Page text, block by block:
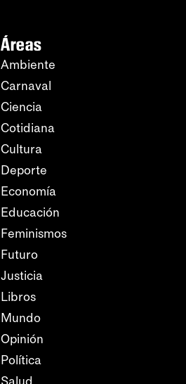
Áreas
Ambiente
Carnaval
Ciencia
Cotidiana
Cultura
Deporte
Economía
Educación
Feminismos
Futuro
Justicia
Libros
Mundo
Opinión
Política